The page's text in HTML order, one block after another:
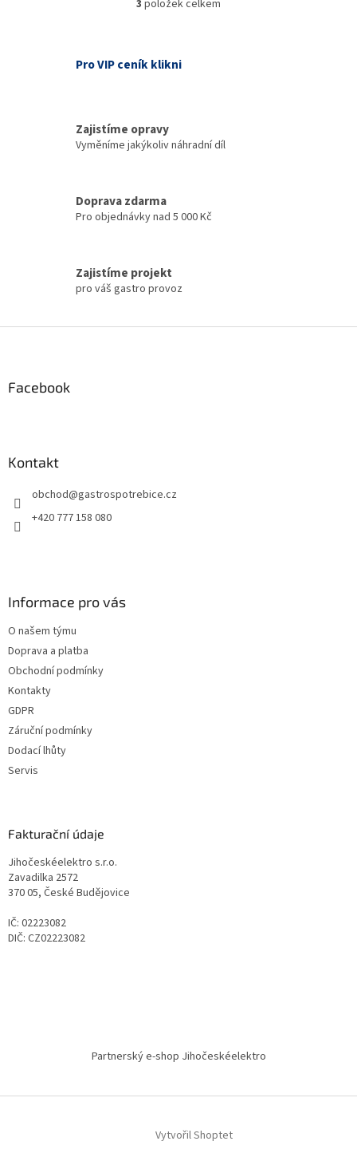
O
á
d
r
ý
u
3 položek celkem
Pro VIP ceník klikni
Zajistíme opravy
Vyměníme jakýkoliv náhradní díl
Doprava zdarma
Pro objednávky nad 5 000 Kč
Zajistíme projekt
pro váš gastro provoz
Facebook
Kontakt
obchod@gastrospotrebice.cz
+420 777 158 080
Informace pro vás
O našem týmu
Doprava a platba
Obchodní podmínky
Kontakty
GDPR
Záruční podmínky
Dodací lhůty
Servis
Fakturační údaje
Jihočeskéelektro s.r.o.
Zavadilka 2572
370 05, České Budějovice
IČ: 02223082
DIČ: CZ02223082
Partnerský e-shop Jihočeskéelektro
Vytvořil Shoptet